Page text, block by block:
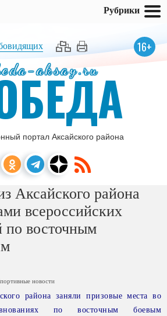
16+
aksay.ru
портал Аксайского района
Аксайского района
всероссийских
по восточным
новости
района заняли призовые места во
по восточным боевым
Рубрики